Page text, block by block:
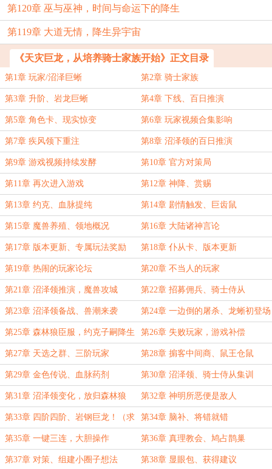
第120章 巫与巫神，时间与命运下的降生
第119章 大道无情，降生异宇宙
《天灾巨龙，从培养骑士家族开始》正文目录
第1章 玩家/沼泽巨蜥 第2章 骑士家族
第3章 升阶、岩龙巨蜥 第4章 下线、百日推演
第5章 角色卡、现实惊变 第6章 玩家视频合集影响
第7章 疾风领下重注 第8章 沼泽领的百日推演
第9章 游戏视频持续发酵 第10章 官方对策局
第11章 再次进入游戏 第12章 神降、赏赐
第13章 约克、血脉提纯 第14章 剧情触发、巨齿鼠
第15章 魔兽养殖、领地概况 第16章 大陆诸神言论
第17章 版本更新、专属玩法奖励 第18章 仆从卡、版本更新
第19章 热闹的玩家论坛 第20章 不当人的玩家
第21章 沼泽领推演，魔兽攻城 第22章 招募佣兵、骑士侍从
第23章 沼泽领备战、兽潮来袭 第24章 一边倒的屠杀、龙蜥初登场
第25章 森林狼臣服，约克子嗣降生
（求月票，求追读）
第26章 失败玩家，游戏补偿
第27章 天选之群、三阶玩家 第28章 掮客中间商、鼠王仓鼠
第29章 金色传说、血脉药剂 第30章 沼泽领、骑士侍从集训
第31章 沼泽领变化，放归森林狼 第32章 神明所恶便是敌人
第33章 四阶四阶、岩钢巨龙！（求
月票收藏）
第34章 脑补、将错就错
第35章 一键三连，大胆操作 第36章 真理教会、鸠占鹊巢
第37章 对策、组建小圈子想法 第38章 显眼包、获得建议